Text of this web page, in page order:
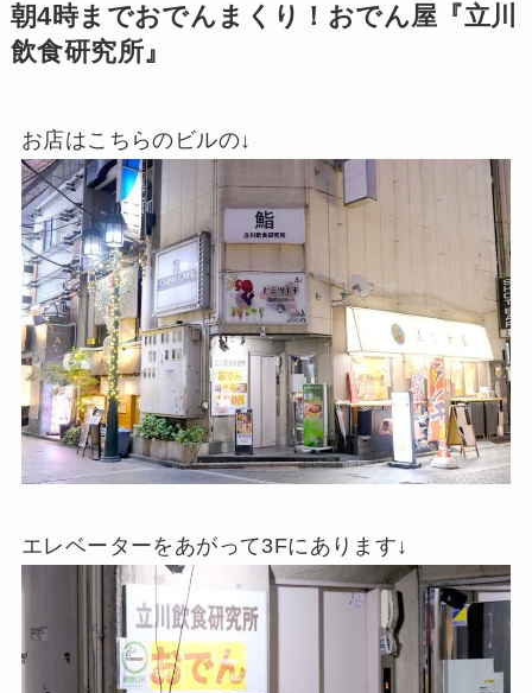
朝4時までおでんまくり！おでん屋『立川
飲食研究所』
お店はこちらのビルの↓
エレベーターをあがって3Fにあります↓